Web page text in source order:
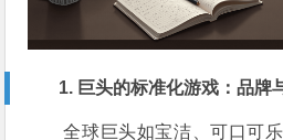
1. 巨头的标准化游戏：品牌
全球巨头如宝洁、可口可